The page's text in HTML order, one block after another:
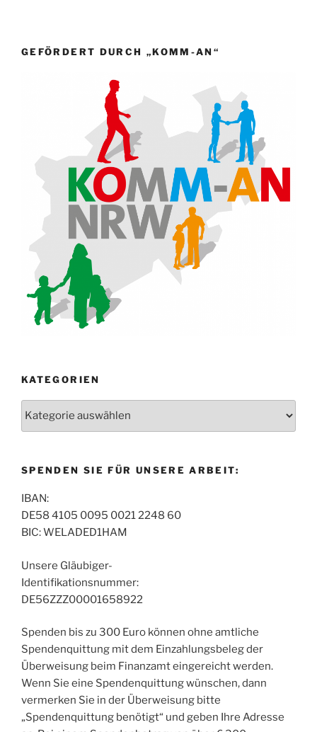
GEFÖRDERT DURCH „KOMM-AN“
KATEGORIEN
SPENDEN SIE FÜR UNSERE ARBEIT:
IBAN:
DE58 4105 0095 0021 2248 60
BIC: WELADED1HAM
Unsere Gläubiger-
Identifikationsnummer:
DE56ZZZ00001658922
Spenden bis zu 300 Euro können ohne amtliche
Spendenquittung mit dem Einzahlungsbeleg der
Überweisung beim Finanzamt eingereicht werden.
Wenn Sie eine Spendenquittung wünschen, dann
vermerken Sie in der Überweisung bitte
„Spendenquittung benötigt“ und geben Ihre Adresse